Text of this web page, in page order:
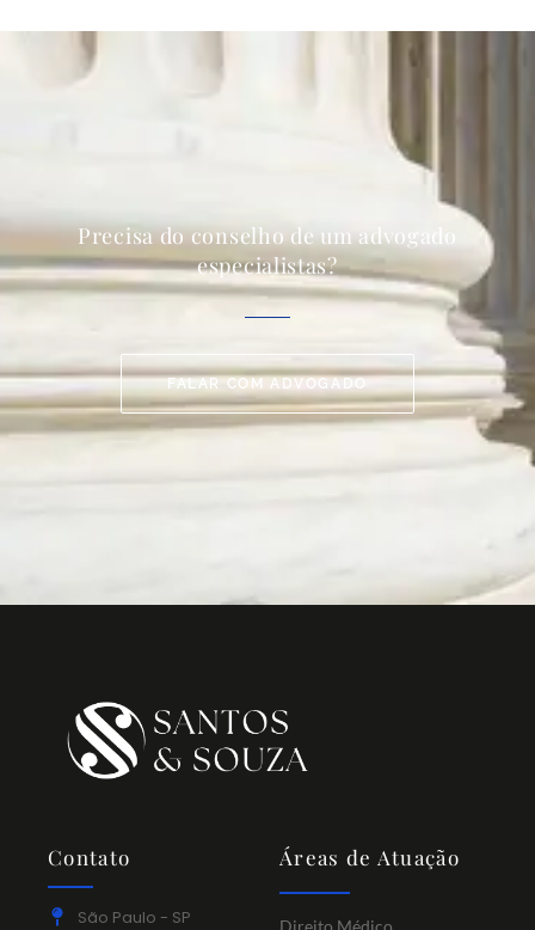
Precisa do conselho de um advogado
especialistas?
FALAR COM ADVOGADO
Contato
São Paulo - SP
Áreas de Atuação
Direito Médico